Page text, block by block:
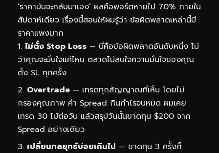
‘ราคามันจะกลับมาเอง’ ผลคือพอร์ตหายไป 70% ภายใน
สัปดาห์เดียว เรื่องนี้สอนให้ผมรู้ว่า ข้อผิดพลาดเหล่านี้มี
ราคาแพงมาก
ไม่ตั้ง Stop Loss — นี่คือข้อผิดพลาดอันดับหนึ่ง ไม่
ว่าคุณจะมั่นใจแค่ไหน ตลาดไม่สนใจความมั่นใจของคุณ
ตั้ง SL ทุกครั้ง
Overtrade — เทรดทุกสัญญาณที่เห็น โดยไม่
กรองคุณภาพ ค่า Spread กินกำไรจนหมด ผมเคย
เทรด 30 ไม้ต่อวัน แล้วสรุปวันนั้นขาดทุน $200 จาก
Spread อย่างเดียว
เปลี่ยนกลยุทธ์บ่อยเกินไป — ขาดทุน 3 ครั้งก็